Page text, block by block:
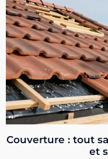
Couverture : tout
et